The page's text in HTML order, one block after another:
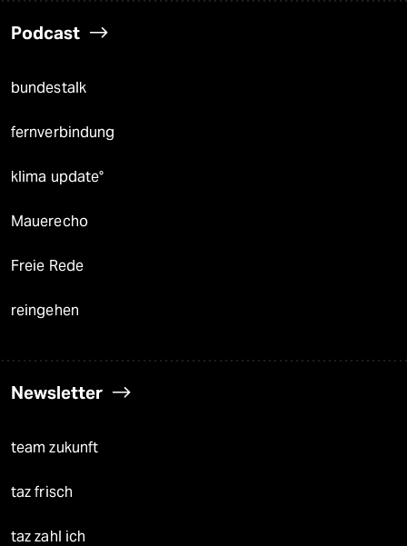
Podcast
bundestalk
fernverbindung
klima update°
Mauerecho
Freie Rede
reingehen
Newsletter
team zukunft
taz frisch
taz zahl ich